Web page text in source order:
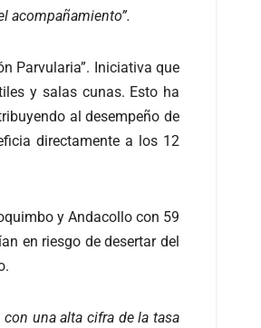
acompañamiento”.
Parvularia”. Iniciativa que
y salas cunas. Esto ha
al desempeño de
directamente a los 12
y Andacollo con 59
en riesgo de desertar del
una alta cifra de la tasa